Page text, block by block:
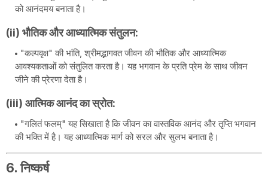
को आनंदमय बनाता है।
(ii) भौतिक और आध्यात्मिक संतुलन:
"कल्पवृक्ष" की भांति, श्रीमद्भागवत जीवन की भौतिक और आध्यात्मिक
आवश्यकताओं को संतुलित करता है। यह भगवान के प्रति प्रेम के साथ जीवन
जीने की प्रेरणा देता है।
(iii) आत्मिक आनंद का स्रोत:
"गलितं फलम्" यह सिखाता है कि जीवन का वास्तविक आनंद और तृप्ति भगवान
की भक्ति में है। यह आध्यात्मिक मार्ग को सरल और सुलभ बनाता है।
6. निष्कर्ष